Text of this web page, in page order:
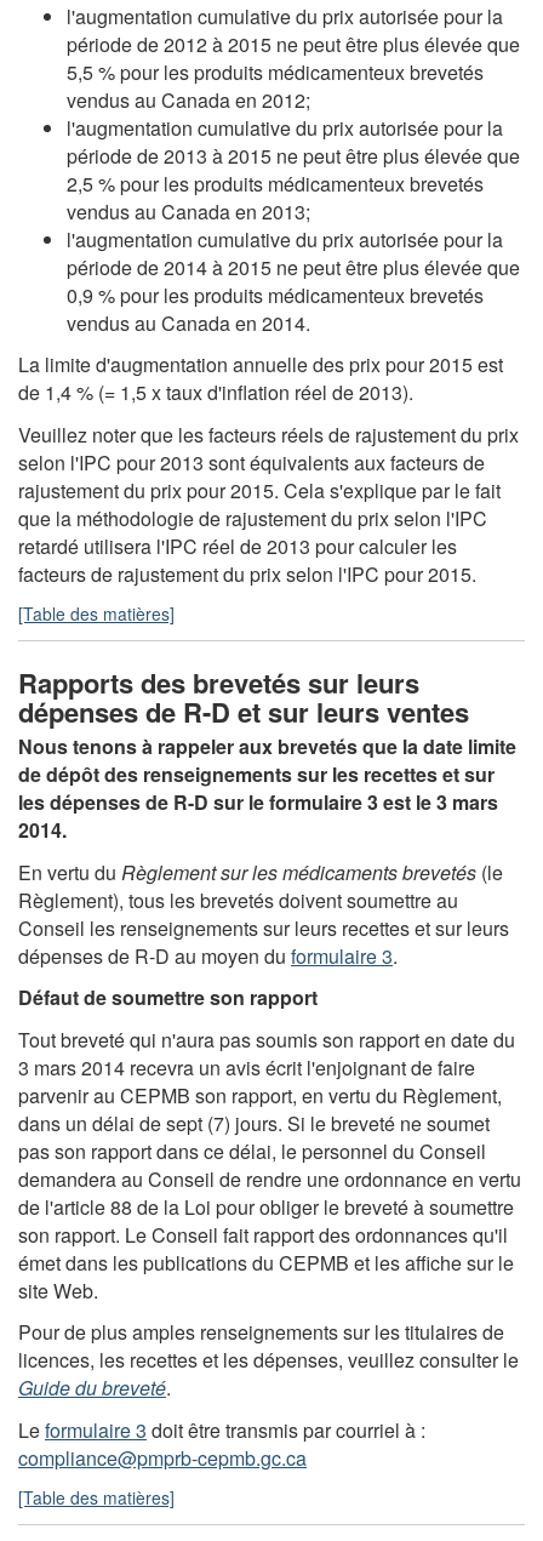
l'augmentation cumulative du prix autorisée pour la
période de 2012 à 2015 ne peut être plus élevée que
5,5 % pour les produits médicamenteux brevetés
vendus au Canada en 2012;
l'augmentation cumulative du prix autorisée pour la
période de 2013 à 2015 ne peut être plus élevée que
2,5 % pour les produits médicamenteux brevetés
vendus au Canada en 2013;
l'augmentation cumulative du prix autorisée pour la
période de 2014 à 2015 ne peut être plus élevée que
0,9 % pour les produits médicamenteux brevetés
vendus au Canada en 2014.
La limite d'augmentation annuelle des prix pour 2015 est
de 1,4 % (= 1,5 x taux d'inflation réel de 2013).
Veuillez noter que les facteurs réels de rajustement du prix
selon l'IPC pour 2013 sont équivalents aux facteurs de
rajustement du prix pour 2015. Cela s'explique par le fait
que la méthodologie de rajustement du prix selon l'IPC
retardé utilisera l'IPC réel de 2013 pour calculer les
facteurs de rajustement du prix selon l'IPC pour 2015.
[Table des matières]
Rapports des brevetés sur leurs
dépenses de R-D et sur leurs ventes
Nous tenons à rappeler aux brevetés que la date limite
de dépôt des renseignements sur les recettes et sur
les dépenses de R-D sur le formulaire 3 est le 3 mars
2014.
En vertu du Règlement sur les médicaments brevetés (le
Règlement), tous les brevetés doivent soumettre au
Conseil les renseignements sur leurs recettes et sur leurs
dépenses de R-D au moyen du formulaire 3.
Défaut de soumettre son rapport
Tout breveté qui n'aura pas soumis son rapport en date du
3 mars 2014 recevra un avis écrit l'enjoignant de faire
parvenir au CEPMB son rapport, en vertu du Règlement,
dans un délai de sept (7) jours. Si le breveté ne soumet
pas son rapport dans ce délai, le personnel du Conseil
demandera au Conseil de rendre une ordonnance en vertu
de l'article 88 de la Loi pour obliger le breveté à soumettre
son rapport. Le Conseil fait rapport des ordonnances qu'il
émet dans les publications du CEPMB et les affiche sur le
site Web.
Pour de plus amples renseignements sur les titulaires de
licences, les recettes et les dépenses, veuillez consulter le
Guide du breveté.
Leformulaire 3 doit être transmis par courriel à :
compliance@pmprb-cepmb.gc.ca
[Table des matières]